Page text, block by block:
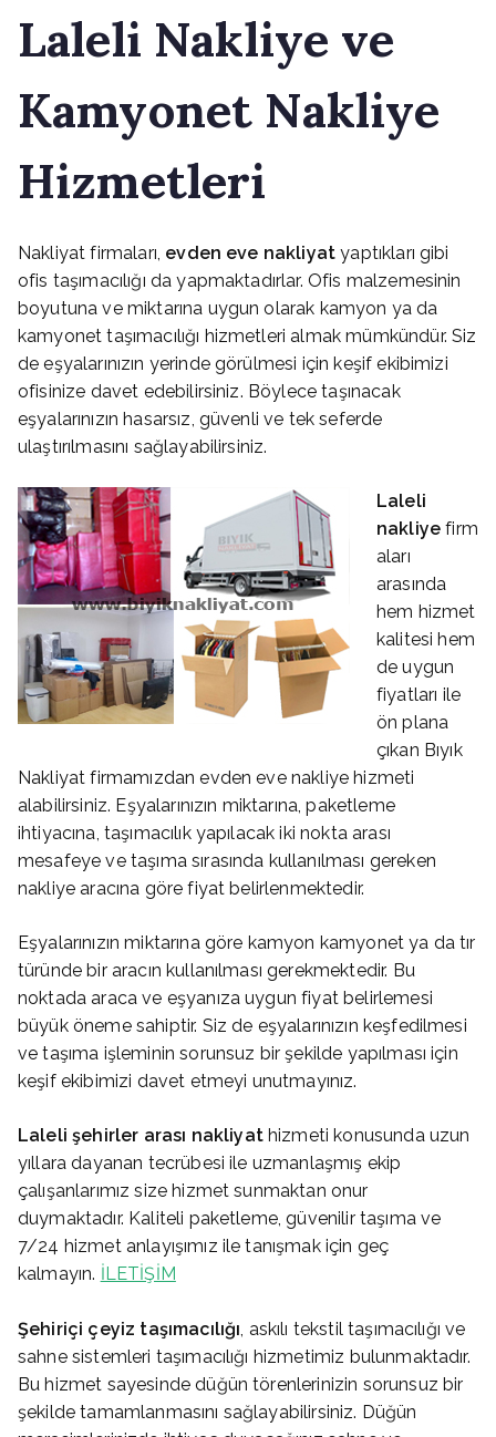
Laleli Nakliye ve
Kamyonet Nakliye
Hizmetleri
Nakliyat firmaları, evden eve nakliyat yaptıkları gibi
ofis taşımacılığı da yapmaktadırlar. Ofis malzemesinin
boyutuna ve miktarına uygun olarak kamyon ya da
kamyonet taşımacılığı hizmetleri almak mümkündür. Siz
de eşyalarınızın yerinde görülmesi için keşif ekibimizi
ofisinize davet edebilirsiniz. Böylece taşınacak
eşyalarınızın hasarsız, güvenli ve tek seferde
ulaştırılmasını sağlayabilirsiniz.
Laleli
nakliye firm
aları
arasında
hem hizmet
kalitesi hem
de uygun
fiyatları ile
ön plana
çıkan Bıyık
Nakliyat firmamızdan evden eve nakliye hizmeti
alabilirsiniz. Eşyalarınızın miktarına, paketleme
ihtiyacına, taşımacılık yapılacak iki nokta arası
mesafeye ve taşıma sırasında kullanılması gereken
nakliye aracına göre fiyat belirlenmektedir.
Eşyalarınızın miktarına göre kamyon kamyonet ya da tır
türünde bir aracın kullanılması gerekmektedir. Bu
noktada araca ve eşyanıza uygun fiyat belirlemesi
büyük öneme sahiptir. Siz de eşyalarınızın keşfedilmesi
ve taşıma işleminin sorunsuz bir şekilde yapılması için
keşif ekibimizi davet etmeyi unutmayınız.
Laleli şehirler arası nakliyat hizmeti konusunda uzun
yıllara dayanan tecrübesi ile uzmanlaşmış ekip
çalışanlarımız size hizmet sunmaktan onur
duymaktadır. Kaliteli paketleme, güvenilir taşıma ve
7/24 hizmet anlayışımız ile tanışmak için geç
kalmayın. İLETİŞİM
Şehiriçi çeyiz taşımacılığı, askılı tekstil taşımacılığı ve
sahne sistemleri taşımacılığı hizmetimiz bulunmaktadır.
Bu hizmet sayesinde düğün törenlerinizin sorunsuz bir
şekilde tamamlanmasını sağlayabilirsiniz. Düğün